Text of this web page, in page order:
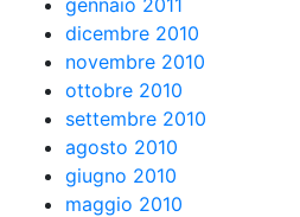
gennaio 2011
dicembre 2010
novembre 2010
ottobre 2010
settembre 2010
agosto 2010
giugno 2010
maggio 2010